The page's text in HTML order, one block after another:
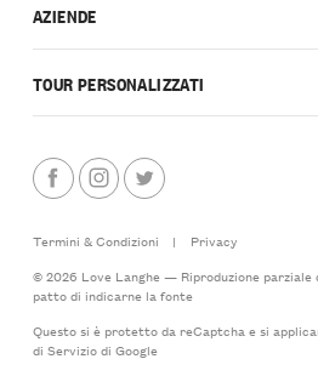
AZIENDE
TOUR PERSONALIZZATI
Termini & Condizioni |
Privacy
© 2026 Love Langhe — Riproduzione
patto di indicarne la fonte
Questo si è protetto da reCaptcha e si
di Serviziodi Google